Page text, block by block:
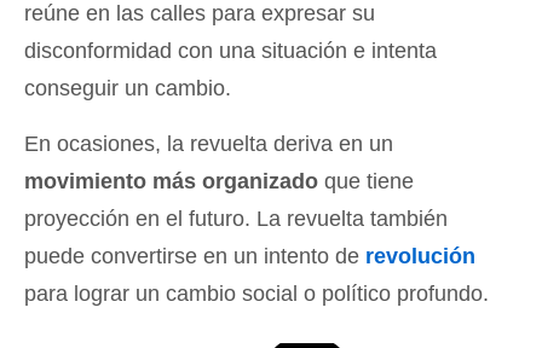
reúne en las calles para expresar su
disconformidad con una situación e intenta
conseguir un cambio.
En ocasiones, la revuelta deriva en un
movimiento más organizado que tiene
proyección en el futuro. La revuelta también
puede convertirse en un intento de revolución
para lograr un cambio social o político profundo.